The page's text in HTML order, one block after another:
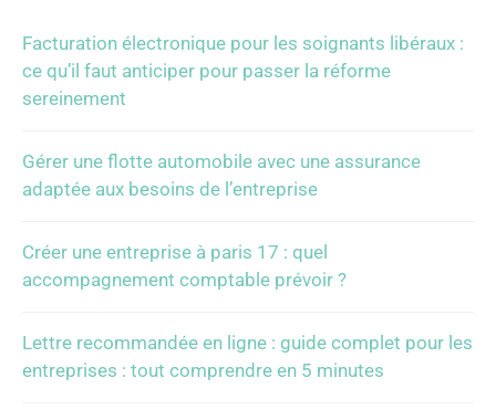
Facturation électronique pour les soignants libéraux :
ce qu’il faut anticiper pour passer la réforme
sereinement
Gérer une flotte automobile avec une assurance
adaptée aux besoins de l’entreprise
Créer une entreprise à paris 17 : quel
accompagnement comptable prévoir ?
Lettre recommandée en ligne : guide complet pour les
entreprises : tout comprendre en 5 minutes